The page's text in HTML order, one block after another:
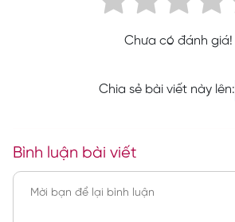
Chưa có đánh giá!
Chia sẻ bài viết này lên:
Bình luận bài viết